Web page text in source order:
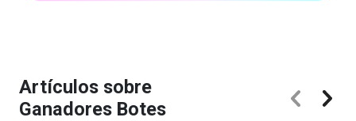
Artículos sobre
Ganadores Botes